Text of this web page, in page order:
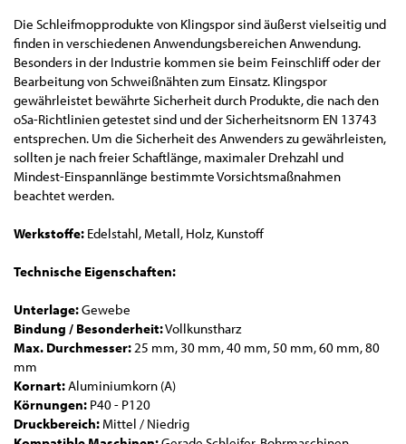
Die Schleifmopprodukte von Klingspor sind äußerst vielseitig und
finden in verschiedenen Anwendungsbereichen Anwendung.
Besonders in der Industrie kommen sie beim Feinschliff oder der
Bearbeitung von Schweißnähten zum Einsatz. Klingspor
gewährleistet bewährte Sicherheit durch Produkte, die nach den
oSa-Richtlinien getestet sind und der Sicherheitsnorm EN 13743
entsprechen. Um die Sicherheit des Anwenders zu gewährleisten,
sollten je nach freier Schaftlänge, maximaler Drehzahl und
Mindest-Einspannlänge bestimmte Vorsichtsmaßnahmen
beachtet werden.
Werkstoffe: Edelstahl, Metall, Holz, Kunstoff
Technische Eigenschaften:
Unterlage:Gewebe
Bindung / Besonderheit:Vollkunstharz
Max. Durchmesser:25 mm, 30 mm, 40 mm, 50 mm, 60 mm, 80
mm
Kornart:Aluminiumkorn (A)
Körnungen: P40 - P120
Druckbereich: Mittel / Niedrig